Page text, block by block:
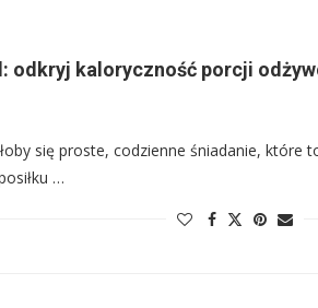
odkryj kaloryczność porcji
się proste, codzienne śniadanie,
…